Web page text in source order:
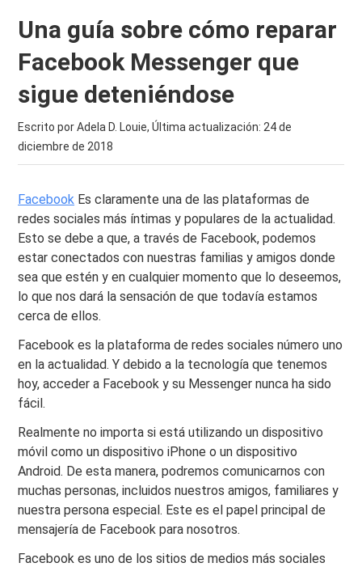
Una guía sobre cómo reparar
Facebook Messenger que
sigue deteniéndose
Escrito por Adela D. Louie, Última actualización: 24 de
diciembre de 2018
Facebook Es claramente una de las plataformas de
redes sociales más íntimas y populares de la actualidad.
Esto se debe a que, a través de Facebook, podemos
estar conectados con nuestras familias y amigos donde
sea que estén y en cualquier momento que lo deseemos,
lo que nos dará la sensación de que todavía estamos
cerca de ellos.
Facebook es la plataforma de redes sociales número uno
en la actualidad. Y debido a la tecnología que tenemos
hoy, acceder a Facebook y su Messenger nunca ha sido
fácil.
Realmente no importa si está utilizando un dispositivo
móvil como un dispositivo iPhone o un dispositivo
Android. De esta manera, podremos comunicarnos con
muchas personas, incluidos nuestros amigos, familiares y
nuestra persona especial. Este es el papel principal de
mensajería de Facebook para nosotros.
Facebook es uno de los sitios de medios más sociales